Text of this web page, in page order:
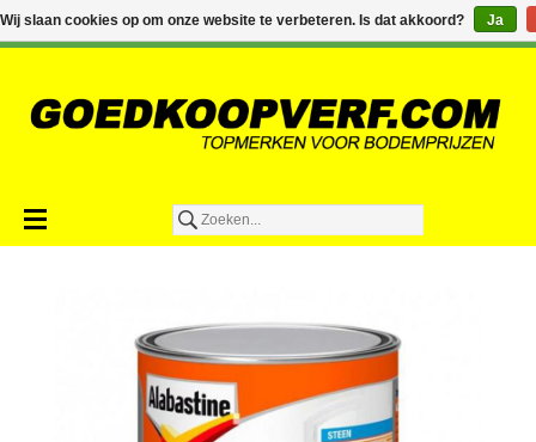
€0,00
Toevoegen aan winkelwagen
Wij slaan cookies op om onze website te verbeteren. Is dat akkoord? Ja